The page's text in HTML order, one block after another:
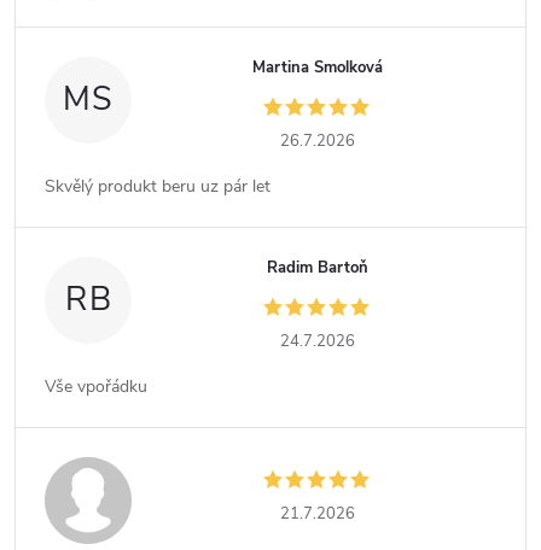
MS
Martina Smolková
26.7.2026
Skvělý produkt beru uz pár let
RB
Radim Bartoň
24.7.2026
Vše vpořádku
21.7.2026